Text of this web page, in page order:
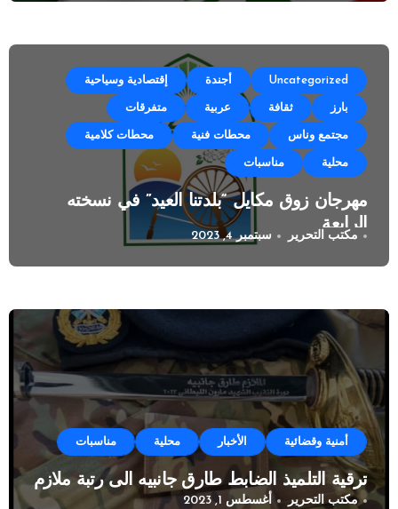
Uncategorized أجندة إقتصادية وسياحية
بارز ثقافة عربية متفرقات
مجتمع وناس محطات فنية محطات كلامية
محلية مناسبات
مهرجان زوق مكايل “بلدتنا العيد” في نسخته
الرابعة
مكتب التحرير سبتمبر 4, 2023
أمنية وقضائية الأخبار محلية مناسبات
ترقية التلميذ الضابط طارق جانبيه الى رتبة ملازم
مكتب التحرير أغسطس 1, 2023